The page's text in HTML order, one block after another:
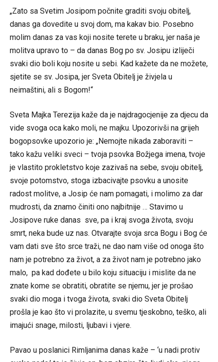
„Zato sa Svetim Josipom počnite graditi svoju obitelj,
danas ga dovedite u svoj dom, ma kakav bio. Posebno
molim danas za vas koji nosite terete u braku, jer naša je
molitva upravo to – da danas Bog po sv. Josipu izliječi
svaki dio boli koju nosite u sebi. Kad kažete da ne možete,
sjetite se sv. Josipa, jer Sveta Obitelj je živjela u
neimaštini, ali s Bogom!“
Sveta Majka Terezija kaže da je najdragocjenije za djecu da
vide svoga oca kako moli, ne majku. Upozorivši na grijeh
bogopsovke upozorio je: „Nemojte nikada zaboraviti –
tako kažu veliki sveci – tvoja psovka Božjega imena, tvoje
je vlastito prokletstvo koje zazivaš na sebe, svoju obitelj,
svoje potomstvo, stoga izbacivajte psovku a unosite
radost molitve, a Josip će nam pomagati, i molimo za dar
mudrosti, da znamo činiti ono najbitnije … Stavimo u
Josipove ruke danas sve, pa i kraj svoga života, svoju
smrt, neka bude uz nas. Otvarajte svoja srca Bogu i Bog će
vam dati sve što srce traži, ne dao nam više od onoga što
nam je potrebno za život, a za život nam je potrebno jako
malo, pa kad dođete u bilo koju situaciju i mislite da ne
znate kome se obratiti, obratite se njemu, jer je prošao
svaki dio moga i tvoga života, svaki dio Sveta Obitelj
prošla je kao što vi prolazite, u svemu tjeskobno, teško, ali
imajući snage, milosti, ljubavi i vjere.
Pavao u poslanici Rimljanima danas kaže – ‘u nadi protiv